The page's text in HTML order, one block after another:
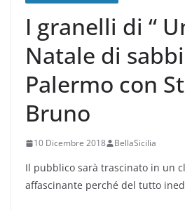
I granelli di “
Natale di
Palermo con
Bruno
10 Dicembre 2018 BellaSicilia
Il pubblico sarà trascinato in un
affascinante perché del tutto